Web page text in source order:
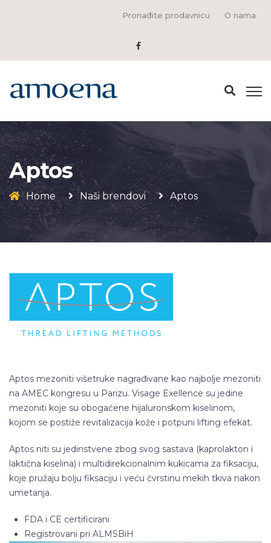
Pronađite prodavnicu O nama
Aptos
Home Naši brendovi Aptos
Aptos mezoniti višetruke nagrađivane kao najbolje mezoniti
na AMEC kongresu u Parizu. Visage Exellence su jedine
mezoniti koje su obogaćene hijaluronskom kiselinom,
kojom se postiže revitalizacija kože i potpuni lifting efekat.
Aptos niti su jedinstvene zbog svog sastava (kaprolakton i
laktična kiselina) i multidirekcionalnim kukicama za fiksaciju,
koje pružaju bolju fiksaciju i veću čvrstinu mekih tkiva nakon
umetanja.
FDA i CE certificirani
Registrovani pri ALMSBiH